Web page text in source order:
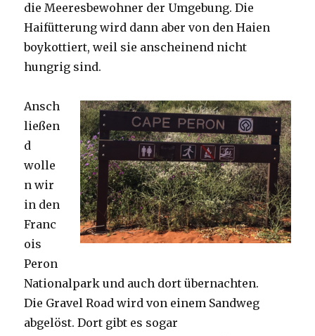
die Meeresbewohner der Umgebung. Die
Haifütterung wird dann aber von den Haien
boykottiert, weil sie anscheinend nicht
hungrig sind.
Ansch
ließen
d
wolle
n wir
in den
Franc
ois
Peron
Nationalpark und auch dort übernachten.
Die Gravel Road wird von einem Sandweg
abgelöst. Dort gibt es sogar